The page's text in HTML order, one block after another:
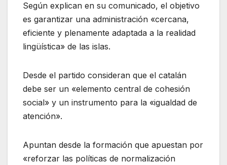
Según explican en su comunicado, el objetivo
es garantizar una administración «cercana,
eficiente y plenamente adaptada a la realidad
lingüística» de las islas.
Desde el partido consideran que el catalán
debe ser un «elemento central de cohesión
social» y un instrumento para la «igualdad de
atención».
Apuntan desde la formación que apuestan por
«reforzar las políticas de normalización